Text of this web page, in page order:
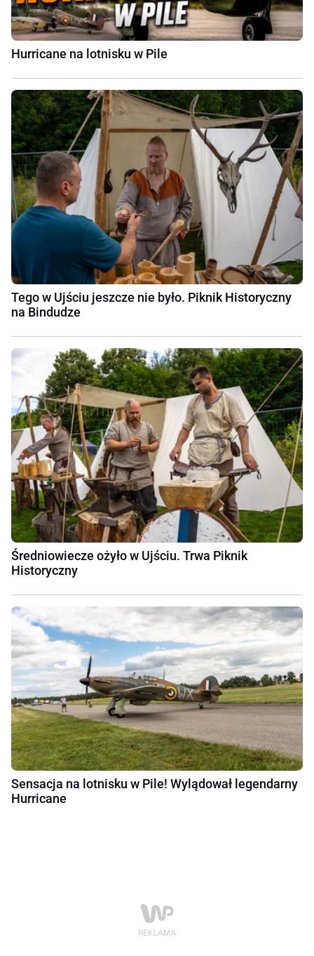
Hurricane na lotnisku w Pile
Tego w Ujściu jeszcze nie było. Piknik Historyczny
na Bindudze
Średniowiecze ożyło w Ujściu. Trwa Piknik
Historyczny
Sensacja na lotnisku w Pile! Wylądował legendarny
Hurricane